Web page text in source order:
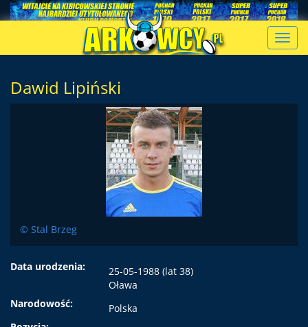
Dawid Lipiński
© Stal Brzeg
Data urodzenia:
25-05-1988 (lat 38)
Oława
Narodowość:
Polska